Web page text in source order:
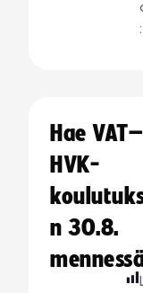
:
Hae VAT–
HVK-
n 30.8.